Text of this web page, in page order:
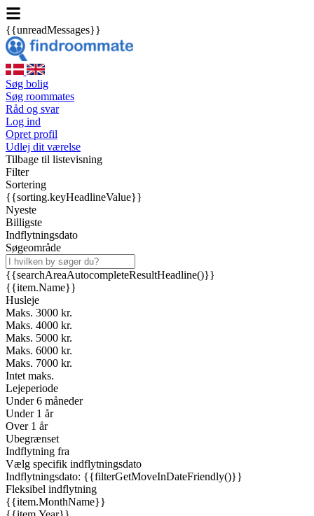
{{unreadMessages}}
Søg bolig
Søg roommates
Råd og svar
Log ind
Opret profil
Udlej dit værelse
Tilbage til listevisning
Filter
Sortering
{{sorting.keyHeadlineValue}}
Nyeste
Billigste
Indflytningsdato
Søgeområde
{{searchAreaAutocompleteResultHeadline()}}
{{item.Name}}
Husleje
Maks. 3000 kr.
Maks. 4000 kr.
Maks. 5000 kr.
Maks. 6000 kr.
Maks. 7000 kr.
Intet maks.
Lejeperiode
Under 6 måneder
Under 1 år
Over 1 år
Ubegrænset
Indflytning fra
Vælg specifik indflytningsdato
Indflytningsdato: {{filterGetMoveInDateFriendly()}}
Fleksibel indflytning
{{item.MonthName}}